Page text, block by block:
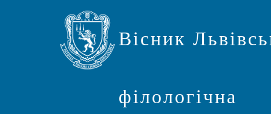
Вісник
філологічна